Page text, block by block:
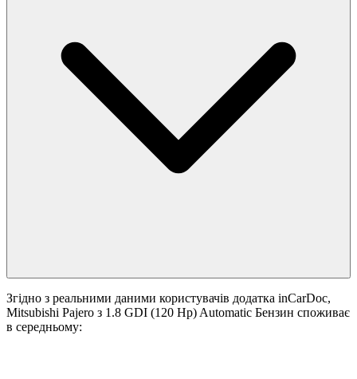
Згідно з реальними даними користувачів додатка inCarDoc,
Mitsubishi Pajero з 1.8 GDI (120 Hp) Automatic Бензин споживає
в середньому: